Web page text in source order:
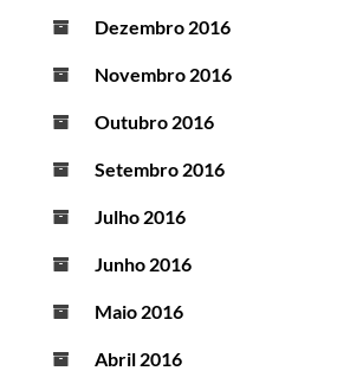
Dezembro 2016
Novembro 2016
Outubro 2016
Setembro 2016
Julho 2016
Junho 2016
Maio 2016
Abril 2016